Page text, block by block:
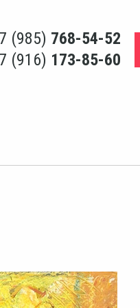
(985) 768-54-52
(916) 173-85-60